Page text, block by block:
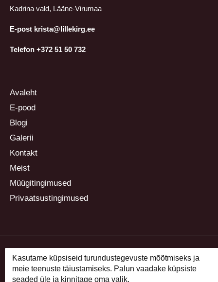
Kadrina vald, Lääne-Virumaa
E-post krista@lillekirg.ee
Telefon +372 51 50 732
Avaleht
E-pood
Blogi
Galerii
Kontakt
Meist
Müügitingimused
Privaatsustingimused
Kasutame küpsiseid turundustegevuste mõõtmiseks ja
meie teenuste täiustamiseks. Palun vaadake küpsiste
seaded üle ja kinnitage oma valik.